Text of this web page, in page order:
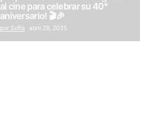
al cine para celebrar su 40°
aniversario! 🎬🎉
por Sofía abril 28, 2025